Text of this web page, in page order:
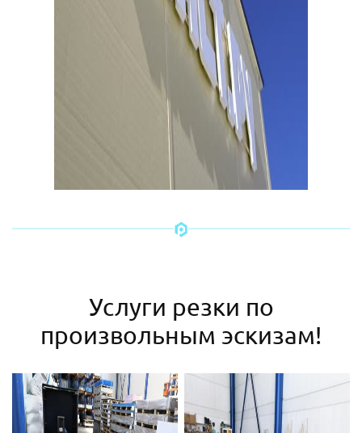
Услуги резки по
произвольным эскизам!